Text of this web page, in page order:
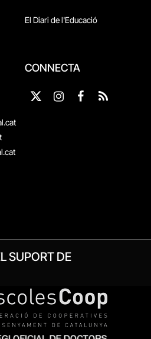
El Diari de l'Educació
CONNECTA
X
Instagram
Facebook
RSS
SUPORT DE